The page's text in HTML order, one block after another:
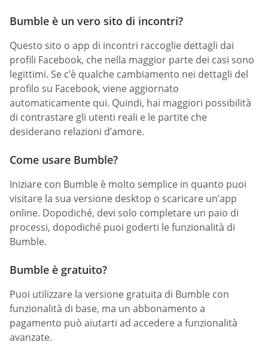
Bumble è un vero sito di incontri?
Questo sito o app di incontri raccoglie dettagli dai
profili Facebook, che nella maggior parte dei casi sono
legittimi. Se c’è qualche cambiamento nei dettagli del
profilo su Facebook, viene aggiornato
automaticamente qui. Quindi, hai maggiori possibilità
di contrastare gli utenti reali e le partite che
desiderano relazioni d’amore.
Come usare Bumble?
Iniziare con Bumble è molto semplice in quanto puoi
visitare la sua versione desktop o scaricare un’app
online. Dopodiché, devi solo completare un paio di
processi, dopodiché puoi goderti le funzionalità di
Bumble.
Bumble è gratuito?
Puoi utilizzare la versione gratuita di Bumble con
funzionalità di base, ma un abbonamento a
pagamento può aiutarti ad accedere a funzionalità
avanzate.